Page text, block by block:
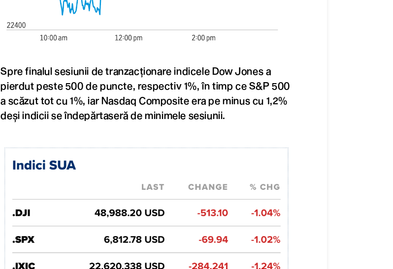
Spre finalul sesiunii de tranzacționare indicele Dow Jones a
pierdut peste 500 de puncte, respectiv 1%, în timp ce S&P 500
a scăzut tot cu 1%, iar Nasdaq Composite era pe minus cu 1,2%
deși indicii se îndepărtaseră de minimele sesiunii.